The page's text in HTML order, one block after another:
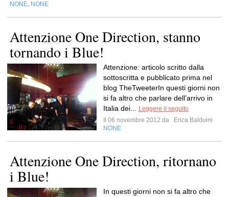
NONE NONE
Attenzione One Direction, stanno
tornando i Blue!
Attenzione: articolo scritto dalla
sottoscritta e pubblicato prima nel
blog TheTweeterIn questi giorni non
si fa altro che parlare dell’arrivo in
Italia dei...
Leggere il seguito
Il 06 novembre 2012 da
Erica Balduini
NONE
Attenzione One Direction, ritornano
i Blue!
In questi giorni non si fa altro che